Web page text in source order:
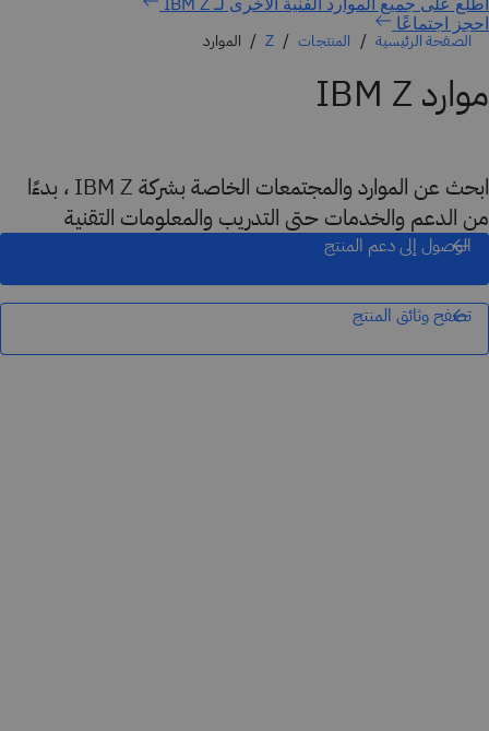
احجز اجتماعًا
الصفحة الرئيسية المنتجات Z الموارد
موارد IBM Z
ابحث عن الموارد والمجتمعات الخاصة بشركة IBM Z ، بدءًا
من الدعم والخدمات حتى التدريب والمعلومات التقنية
الوصول إلى دعم المنتج
تصفح وثائق المنتج